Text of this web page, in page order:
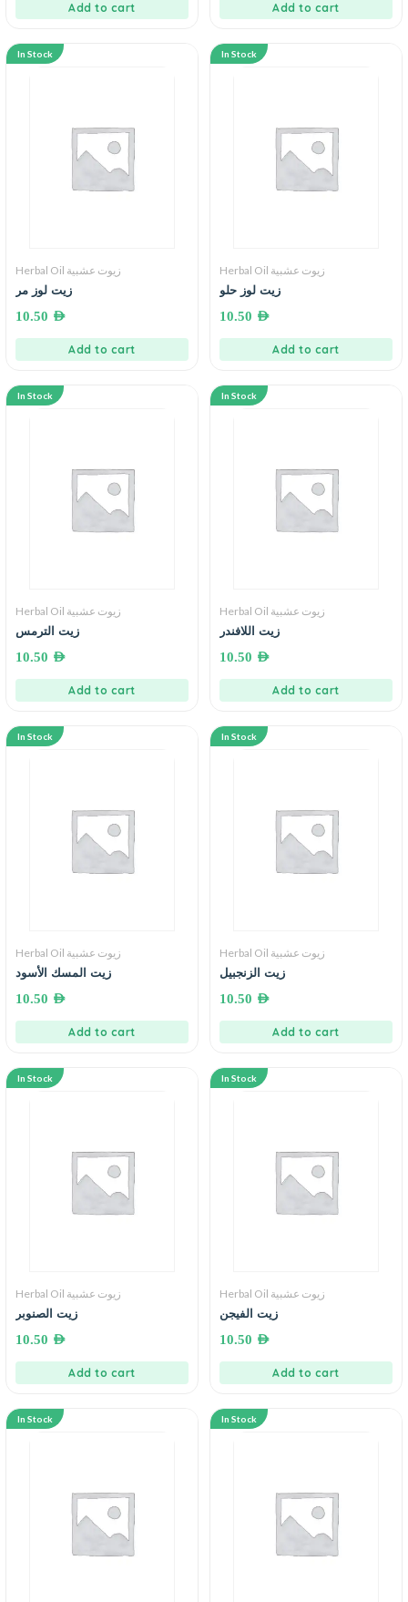
Add to cart Add to cart
In Stock
Herbal Oil زيوت عشبية
زيت لوز مر
10.50 AED
Add to cart
In Stock
Herbal Oil زيوت عشبية
زيت لوز حلو
10.50 AED
Add to cart
In Stock
Herbal Oil زيوت عشبية
زيت الترمس
10.50 AED
Add to cart
In Stock
Herbal Oil زيوت عشبية
زيت اللافندر
10.50 AED
Add to cart
In Stock
Herbal Oil زيوت عشبية
زيت المسك الأسود
10.50 AED
Add to cart
In Stock
Herbal Oil زيوت عشبية
زيت الزنجبيل
10.50 AED
Add to cart
In Stock
Herbal Oil زيوت عشبية
زيت الصنوبر
10.50 AED
Add to cart
In Stock
Herbal Oil زيوت عشبية
زيت الفيجن
10.50 AED
Add to cart
In Stock In Stock